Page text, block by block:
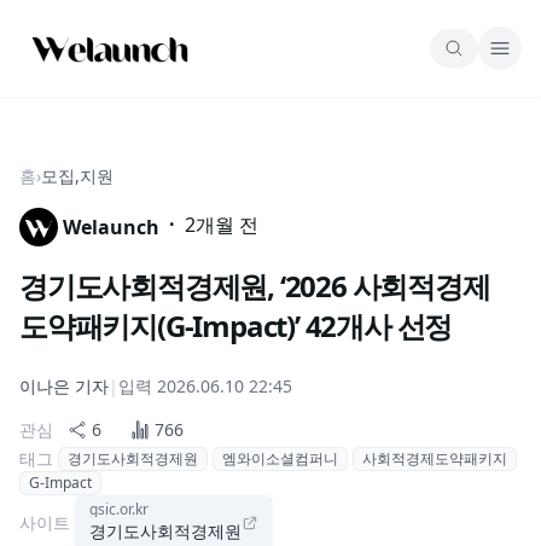
홈›모집,지원
Welaunch · 2개월 전
경기도사회적경제원, ‘2026 사회적경제
도약패키지(G-Impact)’ 42개사 선정
이나은 기자| 입력 2026.06.10 22:45
관심
6
766
태그
경기도사회적경제원 엠와이소셜컴퍼니
사회적경제도약패키지
G-Impact
사이트
gsic.or.kr
경기도사회적경제원